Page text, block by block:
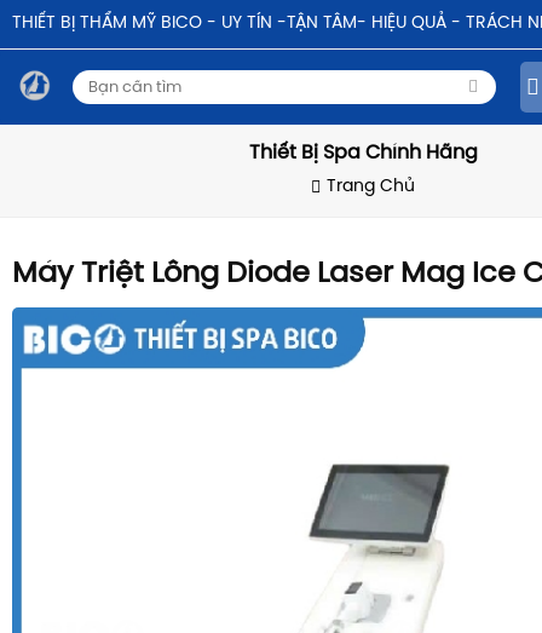
THIẾT BỊ THẨM MỸ BICO - UY TÍN -TẬN TÂM- HIỆU QUẢ - TRÁCH
Thiết Bị Spa Chính Hãng
Trang Chủ
Máy Triệt Lông Diode Laser Mag Ice